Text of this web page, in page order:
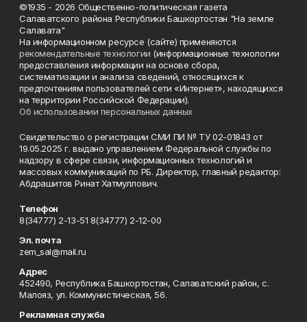
©1935 - 2026 Общественно-политическая газета
Салаватского района Республики Башкортостан "На земле
Салавата"
На информационном ресурсе (сайте) применяются
рекомендательные технологии (информационные технологии
предоставления информации на основе сбора,
систематизации и анализа сведений, относящихся к
предпочтениям пользователей сети «Интернет», находящихся
на территории Российской Федерации).
Об использовании персональных данных
Свидетельство о регистрации СМИ ПИ № ТУ 02-01843 от
19.05.2025 г. выдано управлением Федеральной службы по
надзору в сфере связи, информационных технологий и
массовых коммуникаций по РБ. Директор, главный редактор:
Абдрашитов Ринат Хатмуллович.
Телефон
8(34777) 2-13-51 8(34777) 2-12-00
Эл. почта
zem_sal@mail.ru
Адрес
452490, Республика Башкортостан, Салаватский район, с.
Малояз, ул. Коммунистическая, 56.
Рекламная служба